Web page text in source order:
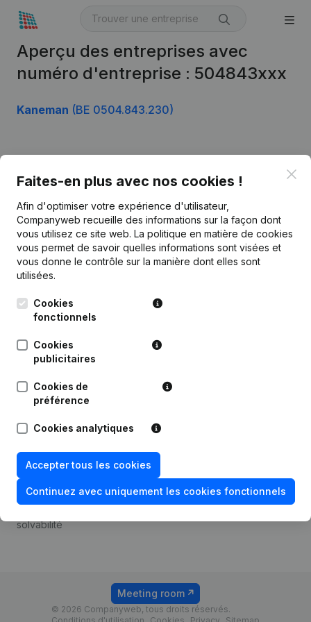
Aperçu des entreprises avec
numéro d'entreprise : 504843xxx
Kaneman (BE 0504.843.230)
Faites-en plus avec nos cookies !
Afin d'optimiser votre expérience d'utilisateur,
Companyweb recueille des informations sur la façon dont
vous utilisez ce site web. La politique en matière de cookies
vous permet de savoir quelles informations sont visées et
vous donne le contrôle sur la manière dont elles sont
utilisées.
Cookies
fonctionnels
Cookies
publicitaires
Cookies de
préférence
Cookies analytiques
Accepter tous les cookies
Continuez avec uniquement les cookies fonctionnels
Français
Kantorenpark Everest
Leuvensesteenweg
1800 Vilvoorde
Informations d’entreprise
Monitoring
Recherche internationale
Prospection
Compliance et prévention
de la fraude
Consulter des comptes
Recherche de numéro de
TVA
solvabilité
Tarifs
© 2026 Companyweb, tous droits réservés.
Meeting room